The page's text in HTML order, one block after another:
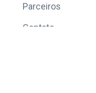
Parceiros
Contato